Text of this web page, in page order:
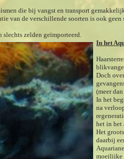
die bij vangst en transport
van de verschillende soorten is ook
slechts zelden geïmporteerd.
In het
Doch
(meer
In het
na
het in het
Het
daarbij
moeilijke